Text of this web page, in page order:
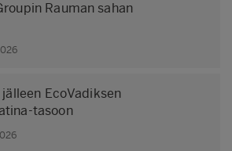
Rauman sahan
EcoVadiksen
tasoon